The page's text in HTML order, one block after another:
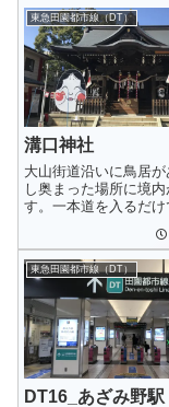
東急田園都市線（DT）
溝口神社
大山街道沿いに鳥居
し奥まった場所に境内
す。一本道を入るだけ
東急田園都市線（DT）
DT16_あざみ野駅